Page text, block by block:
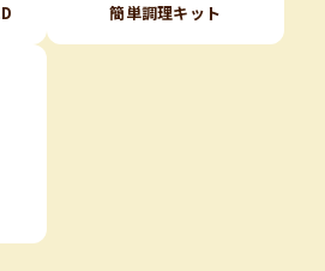
簡単調理キット